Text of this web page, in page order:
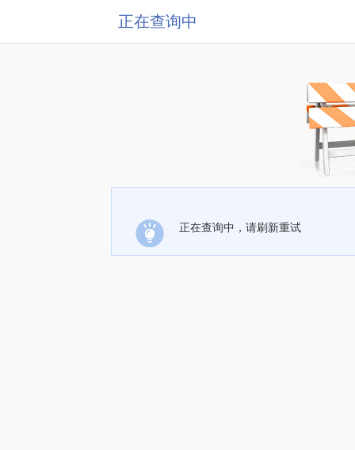
正在查询中
正在查询中，请刷新重试